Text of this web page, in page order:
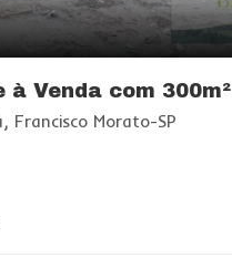
à Venda com 300m²
Francisco Morato-SP